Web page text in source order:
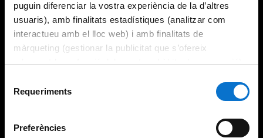
puguin diferenciar la vostra experiència de la d’altres
usuaris), amb finalitats estadístiques (analitzar com
interactueu amb el lloc web) i amb finalitats de
màrqueting (gestionar la publicitat que s’ofereix
adequant-la en funció dels vostres hàbits de navegació).
consultar laPolítica de galetes del lloc web de la
Requeriments
Preferències